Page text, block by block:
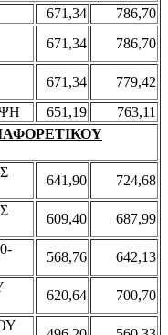
671,34
786,70
671,34
786,70
671,34
779,42
651,19
763,11
641,90
724,68
609,40
687,99
568,76
642,13
620,64
700,70